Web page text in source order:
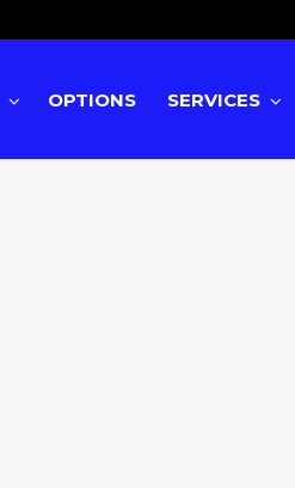
OPTIONS SERVICES